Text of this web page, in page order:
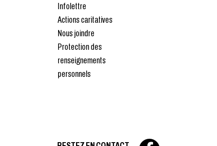
Infolettre
Actions caritatives
Nous joindre
Protection des
renseignements
personnels